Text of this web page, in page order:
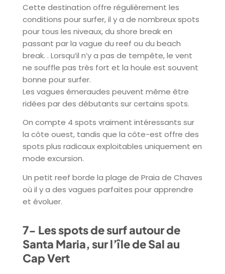
Cette destination offre régulièrement les
conditions pour surfer, il y a de nombreux spots
pour tous les niveaux, du shore break en
passant par la vague du reef ou du beach
break. . Lorsqu’il n’y a pas de tempête, le vent
ne souffle pas très fort et la houle est souvent
bonne pour surfer.
Les vagues émeraudes peuvent même être
ridées par des débutants sur certains spots.
On compte 4 spots vraiment intéressants sur
la côte ouest, tandis que la côte-est offre des
spots plus radicaux exploitables uniquement en
mode excursion.
Un petit reef borde la plage de Praia de Chaves
où il y a des vagues parfaites pour apprendre
et évoluer.
7- Les spots de surf autour de
Santa Maria, sur l’île de Sal au
Cap Vert